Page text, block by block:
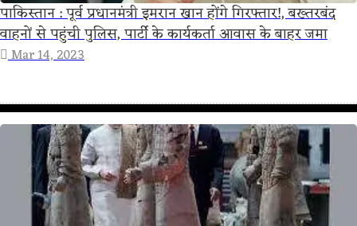
पाकिस्तान : पूर्व प्रधानमंत्री इमरान खान होंगे गिरफ्तार!, बख्तरबंद
वाहनों से पहुंची पुलिस, पार्टी के कार्यकर्ता आवास के बाहर जमा
Mar 14, 2023